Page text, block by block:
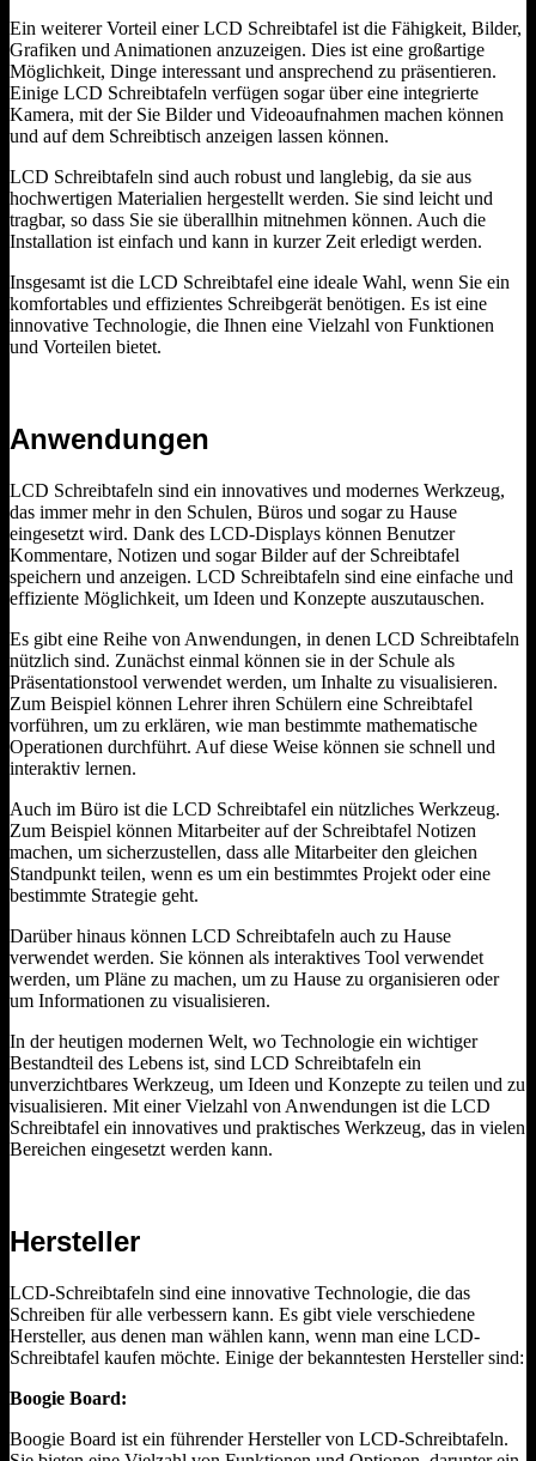
Ein weiterer Vorteil einer LCD Schreibtafel ist die Fähigkeit, Bilder,
Grafiken und Animationen anzuzeigen. Dies ist eine großartige
Möglichkeit, Dinge interessant und ansprechend zu präsentieren.
Einige LCD Schreibtafeln verfügen sogar über eine integrierte
Kamera, mit der Sie Bilder und Videoaufnahmen machen können
und auf dem Schreibtisch anzeigen lassen können.
LCD Schreibtafeln sind auch robust und langlebig, da sie aus
hochwertigen Materialien hergestellt werden. Sie sind leicht und
tragbar, so dass Sie sie überallhin mitnehmen können. Auch die
Installation ist einfach und kann in kurzer Zeit erledigt werden.
Insgesamt ist die LCD Schreibtafel eine ideale Wahl, wenn Sie ein
komfortables und effizientes Schreibgerät benötigen. Es ist eine
innovative Technologie, die Ihnen eine Vielzahl von Funktionen
und Vorteilen bietet.
Anwendungen
LCD Schreibtafeln sind ein innovatives und modernes Werkzeug,
das immer mehr in den Schulen, Büros und sogar zu Hause
eingesetzt wird. Dank des LCD-Displays können Benutzer
Kommentare, Notizen und sogar Bilder auf der Schreibtafel
speichern und anzeigen. LCD Schreibtafeln sind eine einfache und
effiziente Möglichkeit, um Ideen und Konzepte auszutauschen.
Es gibt eine Reihe von Anwendungen, in denen LCD Schreibtafeln
nützlich sind. Zunächst einmal können sie in der Schule als
Präsentationstool verwendet werden, um Inhalte zu visualisieren.
Zum Beispiel können Lehrer ihren Schülern eine Schreibtafel
vorführen, um zu erklären, wie man bestimmte mathematische
Operationen durchführt. Auf diese Weise können sie schnell und
interaktiv lernen.
Auch im Büro ist die LCD Schreibtafel ein nützliches Werkzeug.
Zum Beispiel können Mitarbeiter auf der Schreibtafel Notizen
machen, um sicherzustellen, dass alle Mitarbeiter den gleichen
Standpunkt teilen, wenn es um ein bestimmtes Projekt oder eine
bestimmte Strategie geht.
Darüber hinaus können LCD Schreibtafeln auch zu Hause
verwendet werden. Sie können als interaktives Tool verwendet
werden, um Pläne zu machen, um zu Hause zu organisieren oder
um Informationen zu visualisieren.
In der heutigen modernen Welt, wo Technologie ein wichtiger
Bestandteil des Lebens ist, sind LCD Schreibtafeln ein
unverzichtbares Werkzeug, um Ideen und Konzepte zu teilen und zu
visualisieren. Mit einer Vielzahl von Anwendungen ist die LCD
Schreibtafel ein innovatives und praktisches Werkzeug, das in vielen
Bereichen eingesetzt werden kann.
Hersteller
LCD-Schreibtafeln sind eine innovative Technologie, die das
Schreiben für alle verbessern kann. Es gibt viele verschiedene
Hersteller, aus denen man wählen kann, wenn man eine LCD-
Schreibtafel kaufen möchte. Einige der bekanntesten Hersteller sind:
Boogie Board:
Boogie Board ist ein führender Hersteller von LCD-Schreibtafeln.